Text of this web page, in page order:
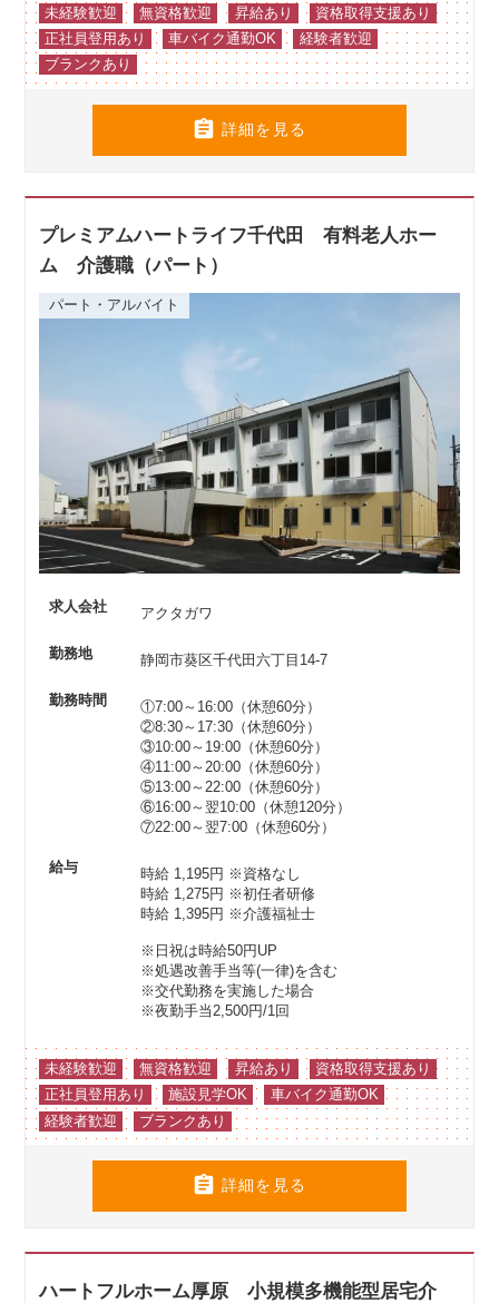
未経験歓迎 無資格歓迎 昇給あり
資格取得支援あり
正社員登用あり
車バイク通勤OK
経験者歓迎
ブランクあり
 詳細を見る
プレミアムハートライフ千代田 有料老人ホー
ム 介護職（パート）
パート・アルバイト
求人会社 アクタガワ
勤務地 静岡市葵区千代田六丁目14-7
勤務時間
①7:00～16:00（休憩60分）
②8:30～17:30（休憩60分）
③10:00～19:00（休憩60分）
④11:00～20:00（休憩60分）
⑤13:00～22:00（休憩60分）
⑥16:00～翌10:00（休憩120分）
⑦22:00～翌7:00（休憩60分）
給与 時給 1,195円 ※資格なし
時給 1,275円 ※初任者研修
時給 1,395円 ※介護福祉士
※日祝は時給50円UP
※処遇改善手当等(一律)を含む
※交代勤務を実施した場合
※夜勤手当2,500円/1回
未経験歓迎 無資格歓迎 昇給あり
資格取得支援あり
正社員登用あり
施設見学OK
車バイク通勤OK
経験者歓迎
ブランクあり
 詳細を見る
ハートフルホーム厚原 小規模多機能型居宅介